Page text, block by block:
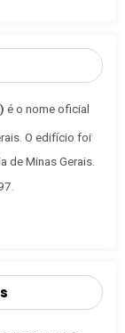
é o nome oficial
. O edifício foi
de Minas Gerais.